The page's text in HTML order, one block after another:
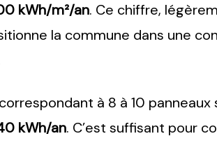
kWh/m²/an. Ce chiffre,
la commune dans une
à 8 à 10
kWh/an. C’est suffisant pour